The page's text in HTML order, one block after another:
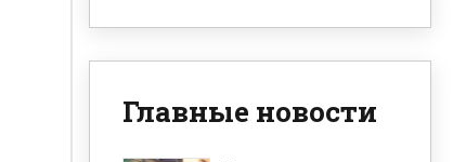
Главные новости